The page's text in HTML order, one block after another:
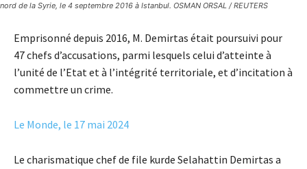
nord de la Syrie, le 4 septembre 2016 à Istanbul. OSMAN ORSAL / REUTERS
Emprisonné depuis 2016, M. Demirtas était poursuivi pour
47 chefs d’accusations, parmi lesquels celui d’atteinte à
l’unité de l’Etat et à l’intégrité territoriale, et d’incitation à
commettre un crime.
Le Monde, le 17 mai 2024
Le charismatique chef de file kurde Selahattin Demirtas a